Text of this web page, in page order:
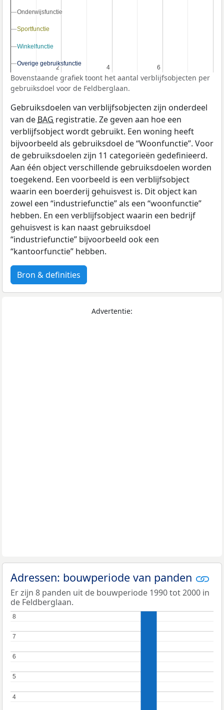
2
2 4
4 6
6
Onderwijsfunctie
Onderwijsfunctie
Sportfunctie
Sportfunctie
Winkelfunctie
Winkelfunctie
Overige gebruiksfunctie
Overige gebruiksfunctie
Bovenstaande grafiek toont het aantal verblijfsobjecten per
gebruiksdoel voor de Feldberglaan.
Gebruiksdoelen van verblijfsobjecten zijn onderdeel
van de BAG registratie. Ze geven aan hoe een
verblijfsobject wordt gebruikt. Een woning heeft
bijvoorbeeld als gebruiksdoel de “Woonfunctie”. Voor
de gebruiksdoelen zijn 11 categorieën gedefinieerd.
Aan één object verschillende gebruiksdoelen worden
toegekend. Een voorbeeld is een verblijfsobject
waarin een boerderij gehuisvest is. Dit object kan
zowel een “industriefunctie” als een “woonfunctie”
hebben. En een verblijfsobject waarin een bedrijf
gehuisvest is kan naast gebruiksdoel
“industriefunctie” bijvoorbeeld ook een
“kantoorfunctie” hebben.
Bron & definities
Advertentie:
Adressen: bouwperiode van panden
Er zijn 8 panden uit de bouwperiode 1990 tot 2000 in
de Feldberglaan.
4
4
5
5
6
6
7
7
8
8